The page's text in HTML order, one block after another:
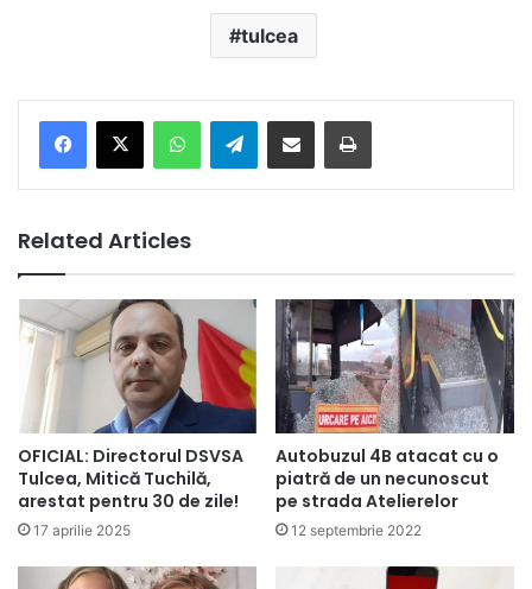
tulcea
Telegram
Related Articles
OFICIAL: Directorul DSVSA
Tulcea, Mitică Tuchilă,
arestat pentru 30 de zile!
17 aprilie 2025
Autobuzul 4B atacat cu o
piatră de un necunoscut
pe strada Atelierelor
12 septembrie 2022